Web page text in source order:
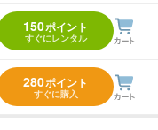
150ポイント
すぐにレンタル
280ポイント
すぐに購入